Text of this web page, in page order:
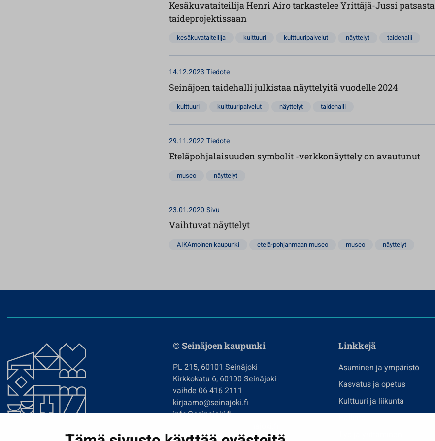
Kesäkuvataiteilija Henri Airo tarkastelee Yrittäjä-Jussi patsasta
taideprojektissaan
kesäkuvataiteilija kulttuuri kulttuuripalvelut näyttelyt taidehalli
14.12.2023 Tiedote
Seinäjoen taidehalli julkistaa näyttelyitä vuodelle 2024
kulttuuri kulttuuripalvelut näyttelyt taidehalli
29.11.2022Tiedote
Eteläpohjalaisuuden symbolit -verkkonäyttely on avautunut
museo näyttelyt
23.01.2020 Sivu
Vaihtuvat näyttelyt
AIKAmoinen kaupunki etelä-pohjanmaan museo museo näyttelyt
© Seinäjoen kaupunki
PL 215, 60101 Seinäjoki
Kirkkokatu 6, 60100 Seinäjoki
vaihde 06 416 2111
kirjaamo@seinajoki.fi
info@seinajoki.fi
Linkkejä
Asuminen ja ympäristö
Kasvatus ja opetus
Kulttuuri ja liikunta